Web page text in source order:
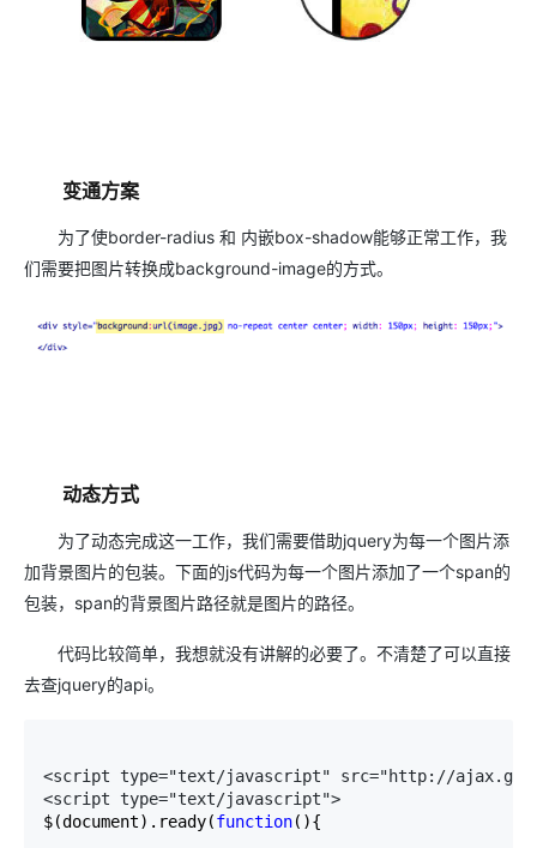
变通方案
为了使border-radius 和 内嵌box-shadow能够正常工作，我
们需要把图片转换成background-image的方式。
动态方式
为了动态完成这一工作，我们需要借助jquery为每一个图片添
加背景图片的包装。下面的js代码为每一个图片添加了一个span的
包装，span的背景图片路径就是图片的路径。
代码比较简单，我想就没有讲解的必要了。不清楚了可以直接
去查jquery的api。
<script type="text/javascript" src="http://
<script type="text/javascript">
$(document).ready(function(){